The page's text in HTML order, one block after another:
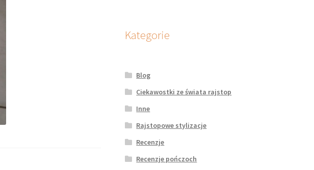
Kategorie
Blog
Ciekawostki ze świata rajstop
Inne
Rajstopowe stylizacje
Recenzje
Recenzje pończoch